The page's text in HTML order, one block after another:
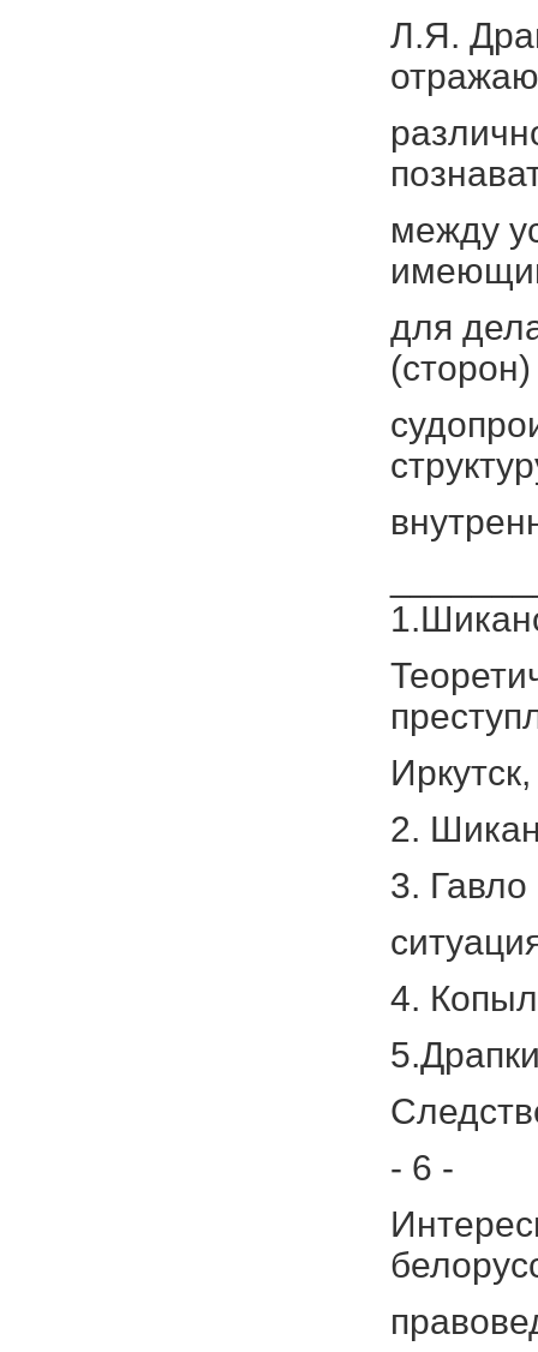
Л.Я.
между
для
(сторон)
2.
3.
4.
- 6 -